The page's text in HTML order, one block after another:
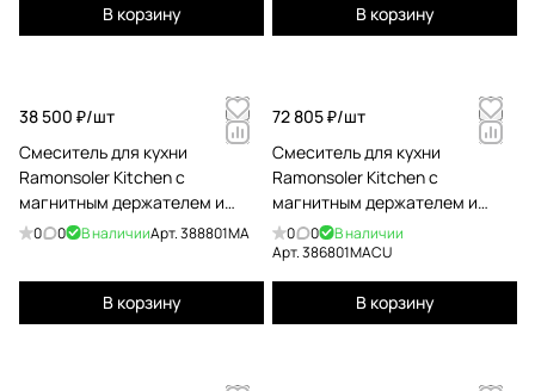
В корзину В корзину
38 500 ₽/шт
Смеситель для кухни
Ramonsoler Kitchen с
магнитным держателем и
гибким изливом magnet
0 0 В наличииАрт.388801MA
В корзину
72 805 ₽/шт
Смеситель для кухни
Ramonsoler Kitchen с
магнитным держателем и
гибким изливом magnet медь
386801MACU
0 0
В наличии
Арт.386801MACU
В корзину